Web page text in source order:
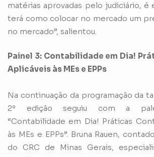
matérias aprovadas pelo judiciário, é
terá como colocar no mercado um
no mercado”, salientou.
Painel 3: Contabilidade em Dia!
Aplicáveis às MEs e EPPs
Na continuação da programação da
2º edição seguiu com a
“Contabilidade em Dia! Práticas
às MEs e EPPs”. Bruna Rauen,
do CRC de Minas Gerais,